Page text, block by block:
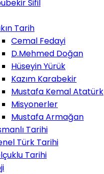
Sifil
Tarih
Cemal Fedayi
D.Mehmed Doğan
Hüseyin Yürük
Kazım Karabekir
Mustafa Kemal Atatürk
Misyonerler
Mustafa Armağan
Tarihi
Türk Tarihi
Tarihi